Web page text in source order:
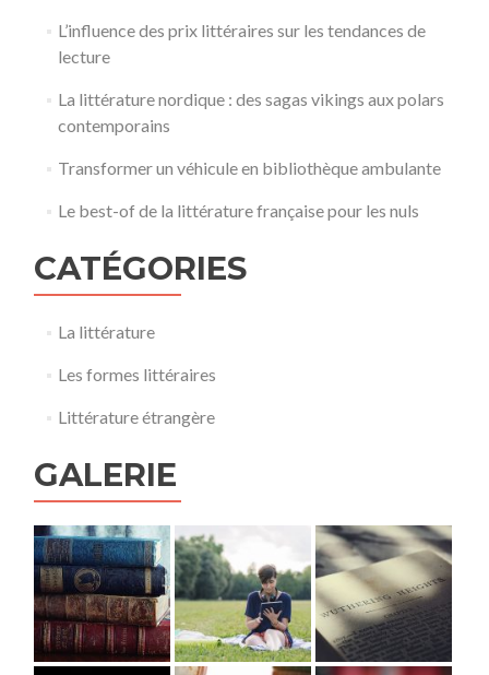
L’influence des prix littéraires sur les tendances de
lecture
La littérature nordique : des sagas vikings aux polars
contemporains
Transformer un véhicule en bibliothèque ambulante
Le best-of de la littérature française pour les nuls
CATÉGORIES
La littérature
Les formes littéraires
Littérature étrangère
GALERIE